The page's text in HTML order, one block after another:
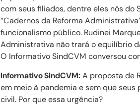
com seus filiados, dentre eles nós do
“Cadernos da Reforma
funcionalismo público. Rudinei
Administrativa não trará o equilíbrio
O Informativo SindCVM conversou
Informativo SindCVM:A proposta de
em meio à pandemia e sem que
civil. Por que essa urgência?